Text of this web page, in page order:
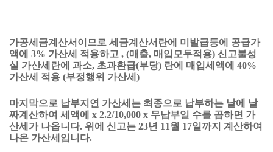
가공세금계산서이므로 세금계산서란에 미발급등에 공급가
액에 3% 가산세 적용하고 , (매출, 매입모두적용) 신고불성
실 가산세란에 과소, 초과환급(부당) 란에 매입세액에 40%
가산세 적용 (부정행위 가산세)
마지막으로 납부지연 가산세는 최종으로 납부하는 날에 날
짜계산하여 세액에 x 2.2/10,000 x 무납부일 수를 곱하면 가
산세가 나옵니다. 위에 신고는 23년 11월 17일까지 계산하여
나온 가산세입니다.